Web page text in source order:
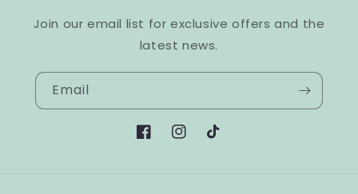
Join our email list for exclusive offers and the
latest news.
Email
FacebookInstagram
TikTok